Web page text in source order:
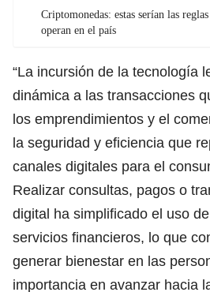
Criptomonedas: estas serían las
operan en el país
“La incursión de la tecnología
dinámica a las transacciones
los emprendimientos y el
la seguridad y eficiencia que
canales digitales para el
Realizar consultas, pagos o
digital ha simplificado el uso
servicios financieros, lo que
generar bienestar en las
importancia en avanzar hacia